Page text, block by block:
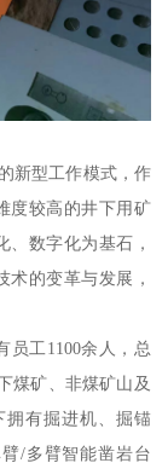
新型工作模式，作
度较高的井下用矿
、数字化为基石，
术的变革与发展，
员工1100余人，总
煤矿、非煤矿山及
有掘进机、掘锚
/多臂智能凿岩台